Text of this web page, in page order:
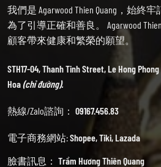
我們是 Agarwood Thien Quang，始
為了引導正確和善良。 Agarwood
顧客帶來健康和繁榮的願望。
STH17-04, Thanh Tinh Street, Le Hong
Hoa(chỉ đường).
熱線/Zalo諮詢： 09167.456.83
電子商務網站:Shopee,Tiki,Lazada
臉書訊息： Trầm Hương Thiên Quang